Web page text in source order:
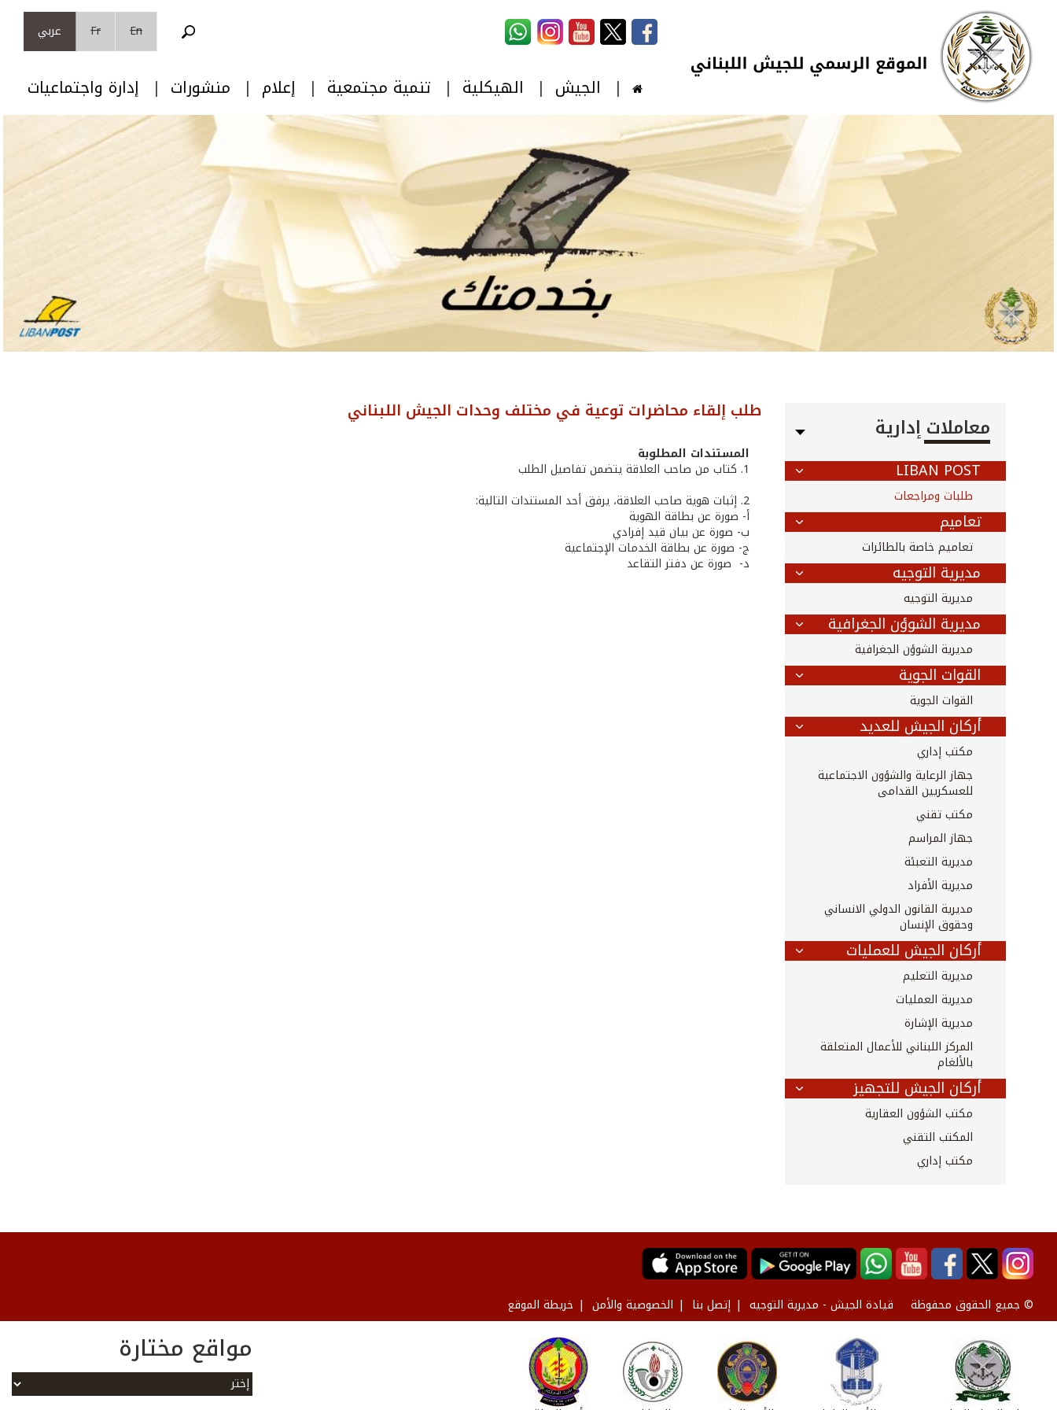
تجاوز إلى المحتوى الرئيسي
Skip to navigation
En
Fr عربي
الجيش الهيكلية تنمية مجتمعية إعلام منشورات إدارة واجتماعيات
معاملات إدارية
LIBAN POST
طلبات ومراجعات
تعاميم
تعاميم خاصة بالطائرات
مديرية التوجيه
مديرية التوجيه
مديرية الشوؤن الجغرافية
مديرية الشوؤن الجغرافية
القوات الجوية
القوات الجوية
أركان الجيش للعديد
مكتب إداري
جهاز الرعاية والشؤون الاجتماعية
للعسكريين القدامى
مكتب تقني
جهاز المراسم
مديرية التعبئة
مديرية الأفراد
مديرية القانون الدولي الانساني
وحقوق الإنسان
أركان الجيش للعمليات
مديرية التعليم
مديرية العمليات
مديرية الإشارة
المركز اللبناني للأعمال المتعلقة
بالألغام
أركان الجيش للتجهيز
مكتب الشؤون العقارية
المكتب التقني
مكتب إداري
طلب إلقاء محاضرات توعية في مختلف وحدات الجيش اللبناني
المستندات المطلوبة
1. كتاب من صاحب العلاقة يتضمن تفاصيل الطلب
2. إثبات هوية صاحب العلاقة، يرفق أحد المستندات التالية:
أ- صورة عن بطاقة الهوية
ب‌- صورة عن بيان قيد إفرادي
ج- صورة عن بطاقة الخدمات الإجتماعية
‌د- صورة عن دفتر التقاعد
© جميع الحقوق محفوظة قيادة الجيش - مديرية التوجيه إتصل بنا الخصوصية والأمن خريطة الموقع
مواقع مختارة